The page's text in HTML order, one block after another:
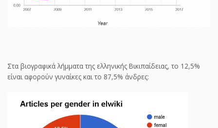
Στα βιογραφικά λήμματα της ελληνικής Βικιπαίδειας, το 12,5%
είναι αφορούν γυναίκες και το 87,5% άνδρες: